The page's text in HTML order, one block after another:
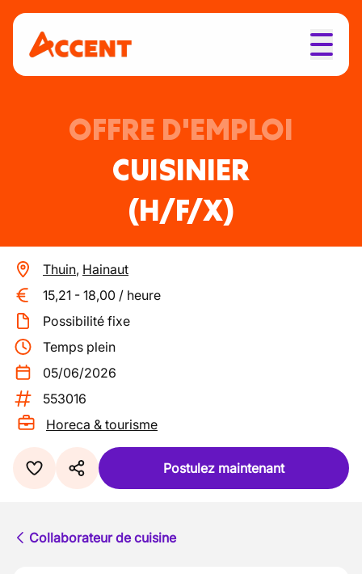
OFFRE D'EMPLOI
CUISINIER
(H/F/X)
Thuin, Hainaut
15,21 - 18,00 / heure
Possibilité fixe
Temps plein
05/06/2026
553016
Horeca & tourisme
Postulez maintenant
Collaborateur de cuisine